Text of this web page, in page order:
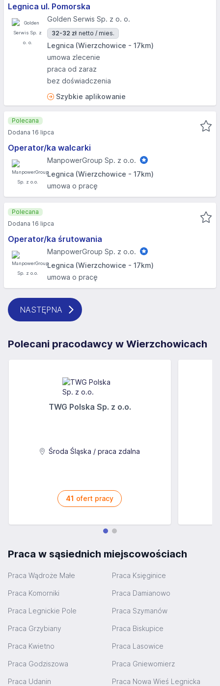
Legnica ul. Pomorska
Golden Serwis Sp. z o. o.
32-32 zł netto / mies.
Legnica (Wierzchowice - 17km)
umowa zlecenie
praca od zaraz
bez doświadczenia
Szybkie aplikowanie
Operator/ka walcarki
ManpowerGroup Sp. z o.o.
Legnica (Wierzchowice - 17km)
umowa o pracę
Polecana
Dodana 16 lipca
Operator/ka śrutowania
ManpowerGroup Sp. z o.o.
Legnica (Wierzchowice - 17km)
umowa o pracę
Polecana
Dodana 16 lipca
NASTĘPNA
Polecani pracodawcy w Wierzchowicach
TWG Polska Sp. z o.o.
Środa Śląska / praca zdalna
41 ofert pracy
Praca w sąsiednich miejscowościach
Praca Wądroże Małe Praca Księginice
Praca Komorniki Praca Damianowo
Praca Legnickie Pole Praca Szymanów
Praca Grzybiany Praca Biskupice
Praca Kwietno Praca Lasowice
Praca Godziszowa Praca Gniewomierz
Praca Udanin Praca Nowa Wieś Legnicka